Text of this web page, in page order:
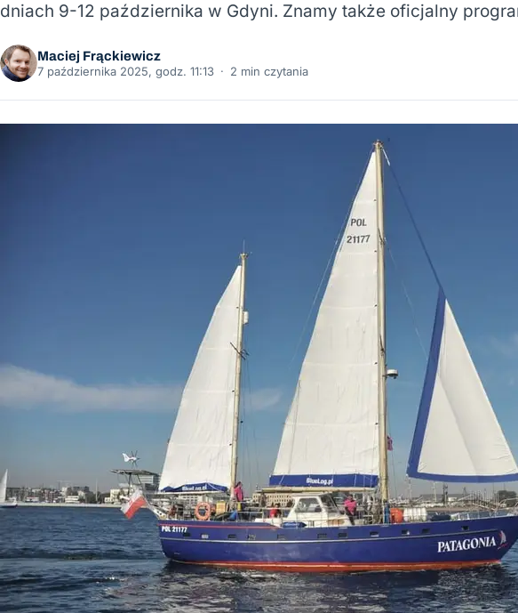
dniach 9-12 października w Gdyni. Znamy także oficjalny
Maciej Frąckiewicz
7 października 2025, godz. 11:13 · 2 min czytania